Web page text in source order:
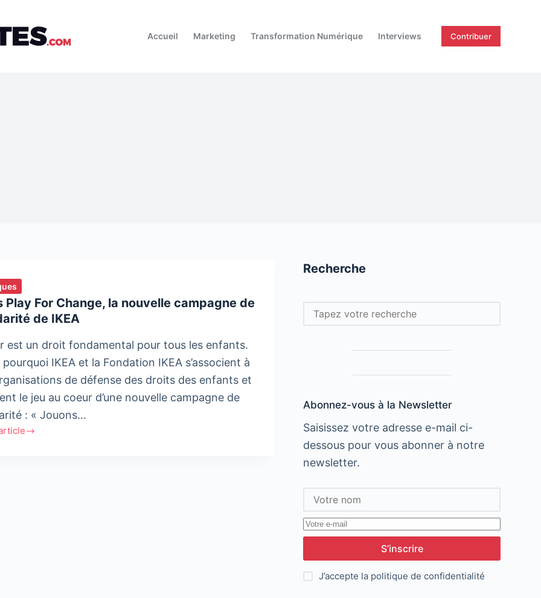
Accueil Marketing Transformation Numérique Interviews Contribuer
Play For Change, la nouvelle campagne de
de IKEA
est un droit fondamental pour tous les enfants.
pourquoi IKEA et la Fondation IKEA s’associent à
de défense des droits des enfants et
le jeu au coeur d’une nouvelle campagne de
: « Jouons…
Recherche
Rechercher
Abonnez-vous à la Newsletter
Saisissez votre adresse e-mail ci-
dessous pour vous abonner à notre
newsletter.
S’inscrire
J’accepte la politique de confidentialité